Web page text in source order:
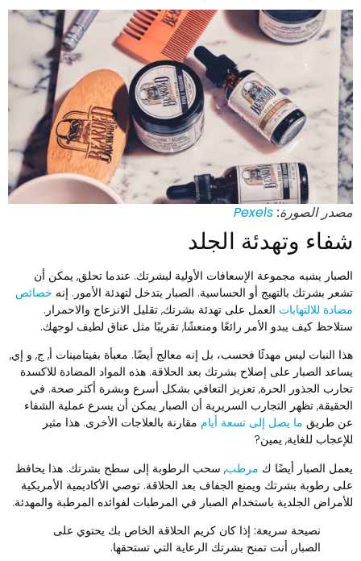
الصورة:Pexels
وتهدئة الجلد
يشبه مجموعة الإسعافات الأولية لبشرتك. عندما تحلق, يمكن أن
بشرتك بالتهيج أو الحساسية. الصبار يتدخل لتهدئة الأمور. إنهخصائص
للالتهاباتالعمل على تهدئة بشرتك, تقليل الانزعاج والاحمرار.
كيف يبدو الأمر رائعًا ومنعشًا, تقريبًا مثل عناق لطيف لوجهك.
النبات ليس مهدئًا فحسب، بل إنه معالج أيضًا. معبأة بفيتامينات أ, ج, و إي,
الصبار على إصلاح بشرتك بعد الحلاقة. هذه المواد المضادة للاكسدة
الجذور الحرة, تعزيز التعافي بشكل أسرع وبشرة أكثر صحة. في
تظهر التجارب السريرية أن الصبار يمكن أن يسرع عملية الشفاء
طريقما يصل إلى تسعة أياممقارنة بالعلاجات الأخرى. هذا مثير
للغاية, يمين?
الصبار أيضًا ك مرطب, سحب الرطوبة إلى سطح بشرتك. هذا يحافظ
رطوبة بشرتك ويمنع الجفاف بعد الحلاقة. توصي الأكاديمية الأمريكية
الجلدية باستخدام الصبار في المرطبات لفوائده المرطبة والمهدئة.
نصيحة سريعة:إذا كان كريم الحلاقة الخاص بك يحتوي على
الصبار, أنت تمنح بشرتك الرعاية التي تستحقها.